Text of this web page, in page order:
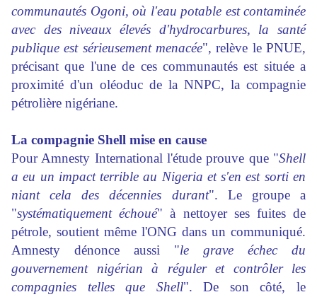
communautés Ogoni, où l'eau potable est contaminée
avec des niveaux élevés d'hydrocarbures, la santé
publique est sérieusement menacée", relève le PNUE,
précisant que l'une de ces communautés est située a
proximité d'un oléoduc de la NNPC, la compagnie
pétrolière nigériane.
La compagnie Shell mise en cause
Pour Amnesty International l'étude prouve que "Shell
a eu un impact terrible au Nigeria et s'en est sorti en
niant cela des décennies durant". Le groupe a
"systématiquement échoué" à nettoyer ses fuites de
pétrole, soutient même l'ONG dans un communiqué.
Amnesty dénonce aussi "le grave échec du
gouvernement nigérian à réguler et contrôler les
compagnies telles que Shell". De son côté, le